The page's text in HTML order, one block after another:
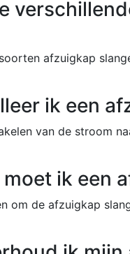
afzuigkap
ik een
van de stroom
ik een
om de afzuigkap